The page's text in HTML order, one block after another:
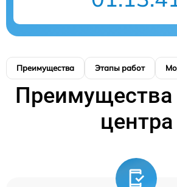
Преимущества Этапы работ
Преимущества
центра